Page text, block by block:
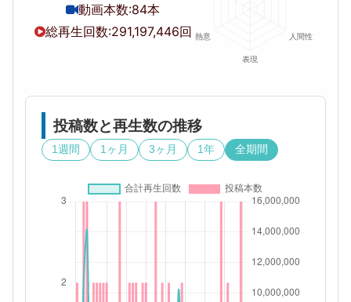
動画本数:84本
総再生回数:291,197,446回
投稿数と再生数の推移
1週間 1ヶ月 3ヶ月 1年 全期間